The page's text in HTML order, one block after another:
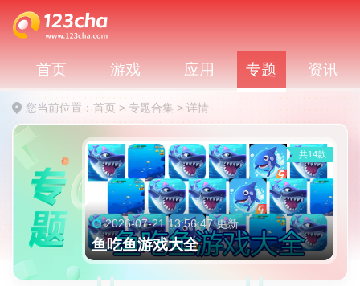
首页 游戏 应用 专题 资讯
您当前位置：首页 >专题合集 > 详情
鱼吃鱼游戏大全
2026-07-21 13:56:47 更新
共14款